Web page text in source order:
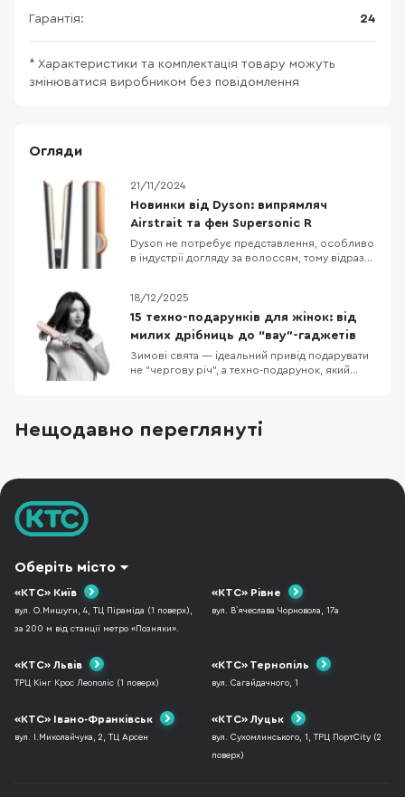
Гарантія: 24
* Характеристики та комплектація товару можуть
змінюватися виробником без повідомлення
Огляди
21/11/2024
Новинки від Dyson: випрямляч
Airstrait та фен Supersonic R
Dyson не потребує представлення, особливо
в індустрії догляду за волоссям, тому відразу
під назвою Airstrait та фен HD18 Supersonic r
Pro Vinca. Випрямляч Dyson Airstrait Почнемо
з випрямляча. Виробник зазначає, що Air
18/12/2025
15 техно-подарунків для жінок: від
милих дрібниць до “вау”-гаджетів
Зимові свята — ідеальний привід подарувати
не “чергову річ”, а техно-подарунок, який
зростання бюджету: від приємних дрібниць
“на кожен день” до великих “вау-подарунків”,
Нещодавно переглянуті
Оберіть місто
«КТС» Київ
вул. О.Мишуги, 4, ТЦ Піраміда (1 поверх),
за 200 м від станції метро «Позняки».
«КТС» Рівне
вул. В`ячеслава Чорновола, 17а
«КТС» Львів
ТРЦ Кінг Крос Леополіс (1 поверх)
«КТС» Тернопіль
вул. Сагайдачного, 1
«КТС» Івано-Франківськ
вул. І.Миколайчука, 2, ТЦ Арсен
«КТС» Луцьк
вул. Сухомлинського, 1, ТРЦ ПортCity (2
поверх)